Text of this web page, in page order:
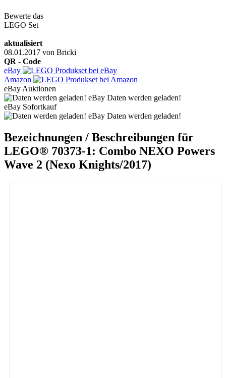
Bewerte das
LEGO Set
aktualisiert
08.01.2017 von Bricki
QR - Code
eBay
Amazon
eBay Auktionen
eBay Daten werden geladen!
eBay Sofortkauf
eBay Daten werden geladen!
Bezeichnungen / Beschreibungen für
LEGO® 70373-1: Combo NEXO Powers
Wave 2 (Nexo Knights/2017)